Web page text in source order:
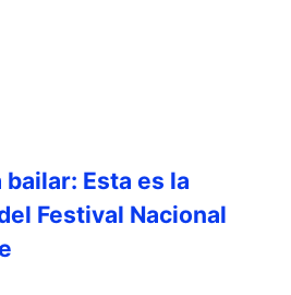
Esta es la
Festival Nacional